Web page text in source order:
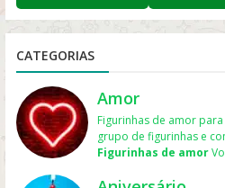
CATEGORIAS
Amor
Figurinhas de amor
grupo de figurinhas e
Figurinhas de amor
ainda seu sentimento.